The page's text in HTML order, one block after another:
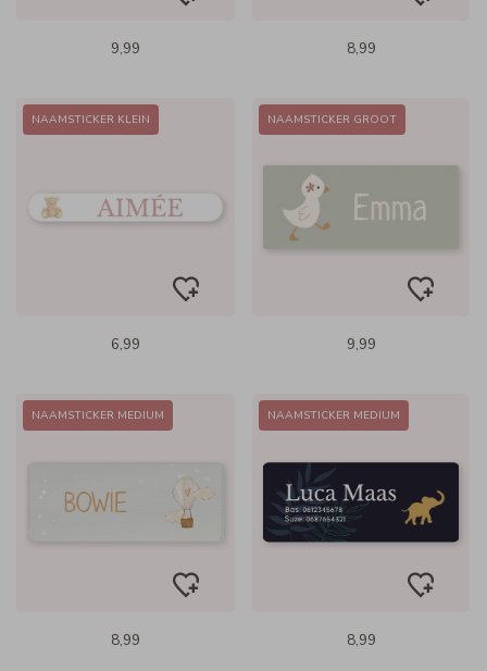
9,99 8,99
NAAMSTICKER KLEIN
6,99
NAAMSTICKER GROOT
9,99
NAAMSTICKER MEDIUM
8,99
NAAMSTICKER MEDIUM
8,99